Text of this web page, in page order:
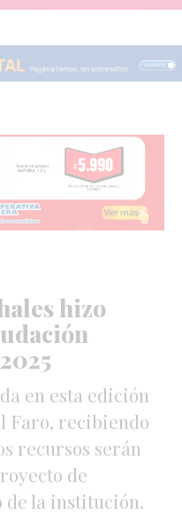
hizo
en esta edición
Faro, recibiendo
recursos serán
de
la institución.